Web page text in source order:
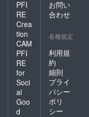
PFI
RE
Crea
tion
CAM
PFI
RE
for
Soci
al
Goo
d
お問い
合わせ
各種規定
利用規
約
細則
プライ
バシー
ポリ
シー